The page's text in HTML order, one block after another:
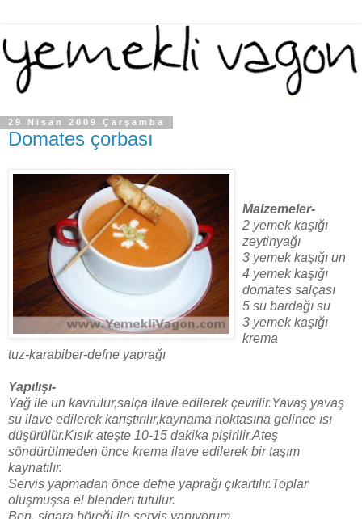
29 Nisan 2009 Çarşamba
Domates çorbası
Malzemeler-
2 yemek kaşığı
zeytinyağı
3 yemek kaşığı un
4 yemek kaşığı
domates salçası
5 su bardağı su
3 yemek kaşığı
krema
tuz-karabiber-defne yaprağı
Yapılışı-
Yağ ile un kavrulur,salça ilave edilerek çevrilir.Yavaş yavaş
su ilave edilerek karıştırılır,kaynama noktasına gelince ısı
düşürülür.Kısık ateşte 10-15 dakika pişirilir.Ateş
söndürülmeden önce krema ilave edilerek bir taşım
kaynatılır.
Servis yapmadan önce defne yaprağı çıkartılır.Toplar
oluşmuşsa el blenderı tutulur.